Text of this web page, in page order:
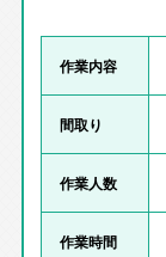
作業内容
間取り
作業人数
作業時間